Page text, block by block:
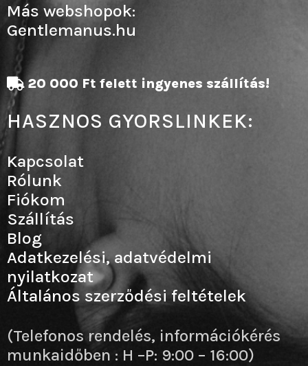
20 000 Ft felett ingyenes szállítás!
HASZNOS GYORSLINKEK:
Kapcsolat
Rólunk
Fiókom
Szállítás
Blog
Adatkezelési, adatvédelmi
nyilatkozat
Általános szerződési feltételek
(Telefonos rendelés, információkérés
munkaidőben : H –P: 9:00 – 16:00)
Más webshopok:
Gentlemanus.hu